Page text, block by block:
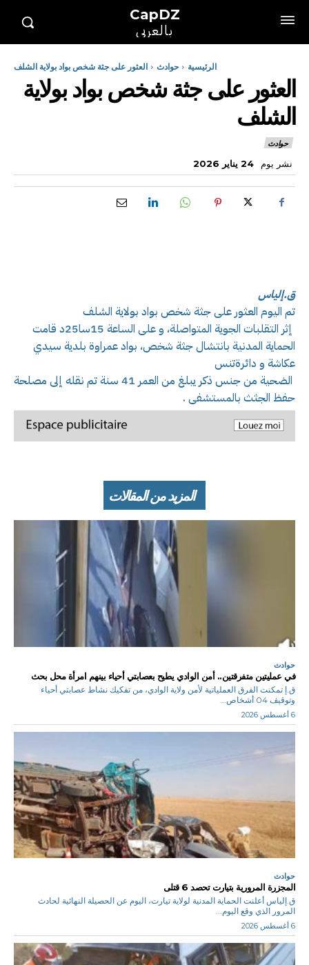
CapDZ
بالعربي
الرئيسية حوادث العثور على جثة شخص بواد بولاية الشلف
العثور على جثة شخص بواد بولاية
الشلف
حوادث
نشر يوم 24 يناير 2026
ق.إلياس
تم اليوم العثور على جثة شخص بواد بولاية الشلف
إثر التقلبات الجوية المتواصلة، و على الساعة 15سا25د قامت
الحماية المدنية بانتشال جثة شخص، بواد عمراوة بلدية سيدي
عكاشة و دائرةتنس
الضحية من جنس ذكر يبلغ من العمر 41 سنة تم نقله إلى مصلحة
حفظ الجثث بالمستشفى .
المزيد من المقالات
حوادث
في عمليتين متفرقتين.. أمن الوادي يطيح بعصابتي أحياء بينهم امرأة محل بحث
ق.إ تمكنت الفرق العملياتية لأمن ولاية الوادي، من تفكيك نشاط عصابتي أحياء
وتوقيف 04 أشخاص...
6 أغسطس 2026
حوادث
المجزرة المرورية بتيارت تحصد 6 قتلى
ق.إلياس أعلنت الحماية المدنية لولاية تيارت، اليوم عن الحصيلة النهائية لحادث
المرور الذي وقع اليوم...
6 أغسطس 2026